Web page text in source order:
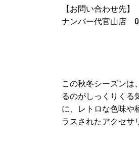
【お問い合わせ先】
ナンバー代官山店
この秋冬シーズンは
るのがしっくりくる
に、レトロな色味や
ラスされたアクセサ